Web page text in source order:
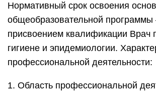
Нормативный срок освоения
общеобразовательной программы
присвоением квалификации Врач
гигиене и эпидемиологии.
профессиональной деятельности:
1. Область профессиональной